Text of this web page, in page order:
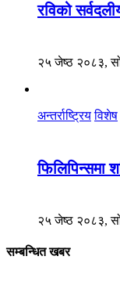
रविको
२५ जेष्ठ २०८३,
अन्तर्राष्ट्रिय विशेष
फिलिपिन्समा
२५ जेष्ठ २०८३,
सम्बन्धित खबर